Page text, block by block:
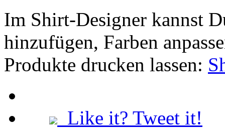
Im Shirt-Designer kannst
hinzufügen, Farben
Produkte drucken lassen:
Like it? Tweet it!